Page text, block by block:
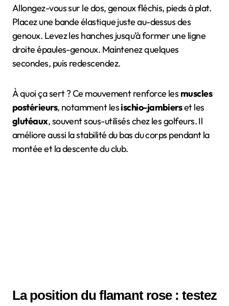
Allongez-vous sur le dos, genoux fléchis, pieds à plat.
Placez une bande élastique juste au-dessus des
genoux. Levez les hanches jusqu’à former une ligne
droite épaules-genoux. Maintenez quelques
secondes, puis redescendez.
À quoi ça sert ? Ce mouvement renforce les muscles
postérieurs, notamment lesischio-jambierset les
glutéaux, souvent sous-utilisés chez les golfeurs. Il
améliore aussi la stabilité du bas du corps pendant la
montée et la descente du club.
La position du flamant rose : testez